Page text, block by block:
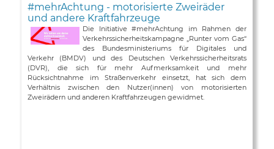
#mehrAchtung - motorisierte Zweiräder
und andere Kraftfahrzeuge
Die Initiative #mehrAchtung im Rahmen der
Verkehrssicherheitskampagne „Runter vom Gas“
des Bundesministeriums für Digitales und
Verkehr (BMDV) und des Deutschen Verkehrssicherheitsrats
(DVR), die sich für mehr Aufmerksamkeit und mehr
Rücksichtnahme im Straßenverkehr einsetzt, hat sich dem
Verhältnis zwischen den Nutzer(innen) von motorisierten
Zweirädern und anderen Kraftfahrzeugen gewidmet.